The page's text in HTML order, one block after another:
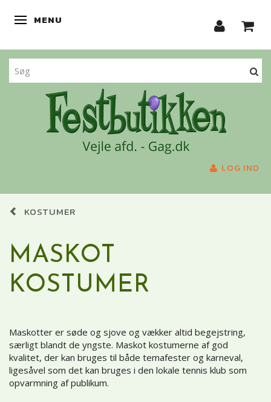
SKIFTE NAVIGATION
MENU
LOG IND
KOSTUMER
MASKOT
KOSTUMER
Maskotter er søde og sjove og vækker altid begejstring,
særligt blandt de yngste. Maskot kostumerne af god
kvalitet, der kan bruges til både temafester og karneval,
ligesåvel som det kan bruges i den lokale tennis klub som
opvarmning af publikum.